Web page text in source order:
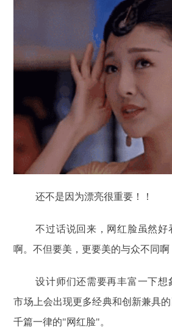
还不是因为漂亮很重要！！
不过话说回来，网红脸虽然好
啊。不但要美，更要美的与众不同啊
设计师们还需要再丰富一下想
市场上会出现更多经典和创新兼具
千篇一律的"网红脸"。